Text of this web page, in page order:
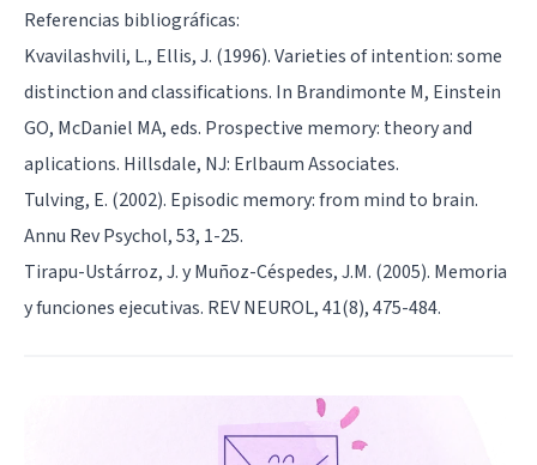
Referencias bibliográficas:
Kvavilashvili, L., Ellis, J. (1996). Varieties of intention: some
distinction and classifications. In Brandimonte M, Einstein
GO, McDaniel MA, eds. Prospective memory: theory and
aplications. Hillsdale, NJ: Erlbaum Associates.
Tulving, E. (2002). Episodic memory: from mind to brain.
Annu Rev Psychol, 53, 1-25.
Tirapu-Ustárroz, J. y Muñoz-Céspedes, J.M. (2005). Memoria
y funciones ejecutivas. REV NEUROL, 41(8), 475-484.